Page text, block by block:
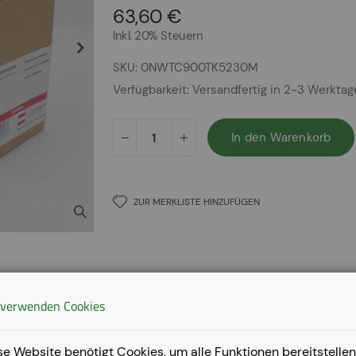
63,60 €
Inkl. 20% Steuern
SKU 0NWTC900TK5230M
Verfügbarkeit: Versandfertig in 2-3
In den Warenkorb
ZUR MERKLISTE HINZUFÜGEN
Cookies
Website benötigt Cookies, um alle Funktionen